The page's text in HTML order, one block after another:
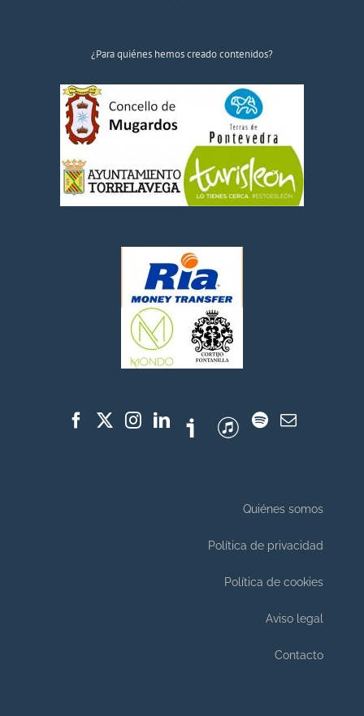
¿Para quiénes hemos creado contenidos?
Quiénes somos
Política de privacidad
Política de cookies
Aviso legal
Contacto